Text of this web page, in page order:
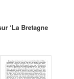
‘La Bretagne